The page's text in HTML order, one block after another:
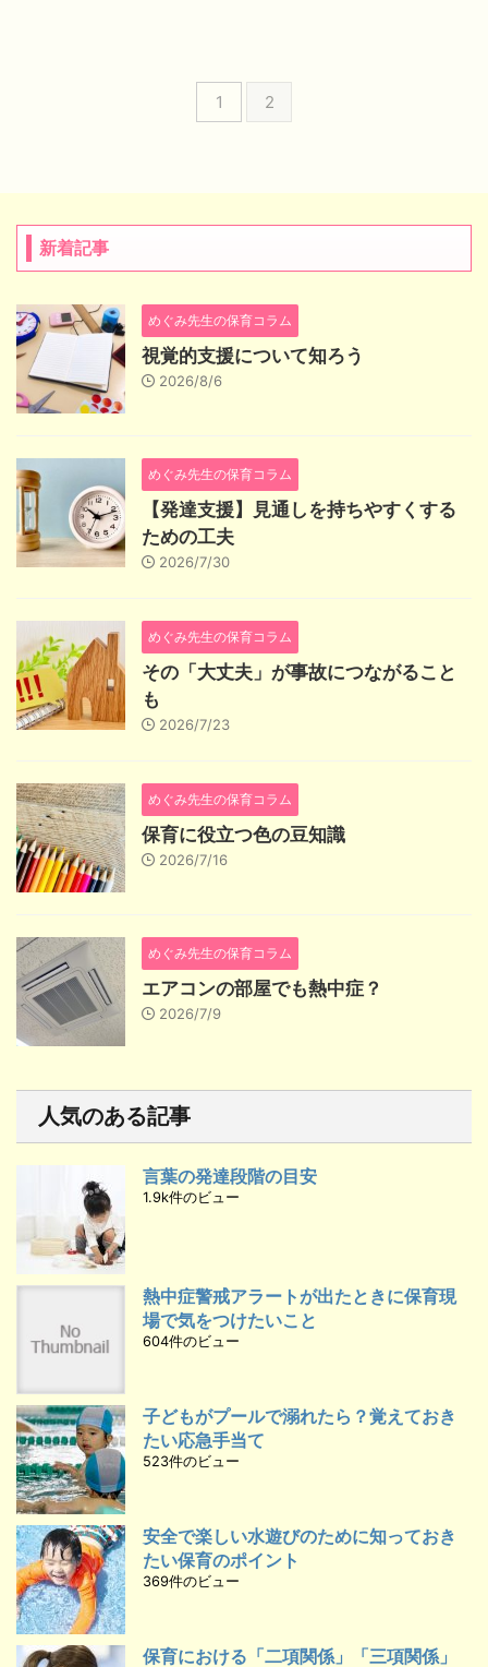
1 2
新着記事
めぐみ先生の保育コラム
視覚的支援について知ろう
2026/8/6
めぐみ先生の保育コラム
【発達支援】見通しを持ちやすくする
ための工夫
2026/7/30
めぐみ先生の保育コラム
その「大丈夫」が事故につながること
も
2026/7/23
めぐみ先生の保育コラム
保育に役立つ色の豆知識
2026/7/16
めぐみ先生の保育コラム
エアコンの部屋でも熱中症？
2026/7/9
人気のある記事
言葉の発達段階の目安
1.9k件のビュー
熱中症警戒アラートが出たときに保育現
場で気をつけたいこと
604件のビュー
子どもがプールで溺れたら？覚えておき
たい応急手当て
523件のビュー
安全で楽しい水遊びのために知っておき
たい保育のポイント
369件のビュー
保育における「二項関係」「三項関係」